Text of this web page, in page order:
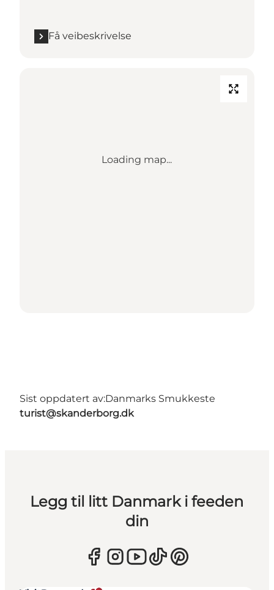
Få veibeskrivelse
Loading map...
Sist oppdatert av:Danmarks Smukkeste
turist@skanderborg.dk
Legg til litt Danmark i feeden
din